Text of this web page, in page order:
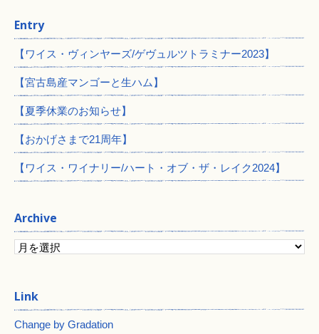
Entry
【ワイス・ヴィンヤーズ/ゲヴュルツトラミナー2023】
【宮古島産マンゴーと生ハム】
【夏季休業のお知らせ】
【おかげさまで21周年】
【ワイス・ワイナリー/ハート・オブ・ザ・レイク2024】
Archive
Change by Gradation